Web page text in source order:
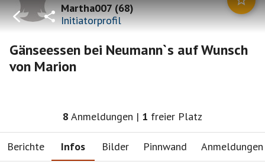
Martha007(68)
Initiatorprofil
Gänseessen bei Neumann`s auf Wunsch
von Marion
8 Anmeldungen | 1 freier Platz
Berichte Infos Bilder Pinnwand Anmeldungen